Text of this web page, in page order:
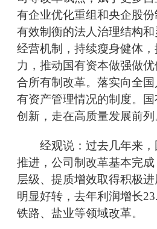
有企业优化重组和央企股
有效制衡的法人治理结构
经营机制，持续瘦身健体
力，推动国有资本做强做
合所有制改革。落实向全
有资产管理情况的制度。
创新，走在高质量发展前列
经观说：过去几年来，
推进，公司制改革基本完
层级、提质增效取得积极
明显好转，去年利润增长
铁路、盐业等领域改革。